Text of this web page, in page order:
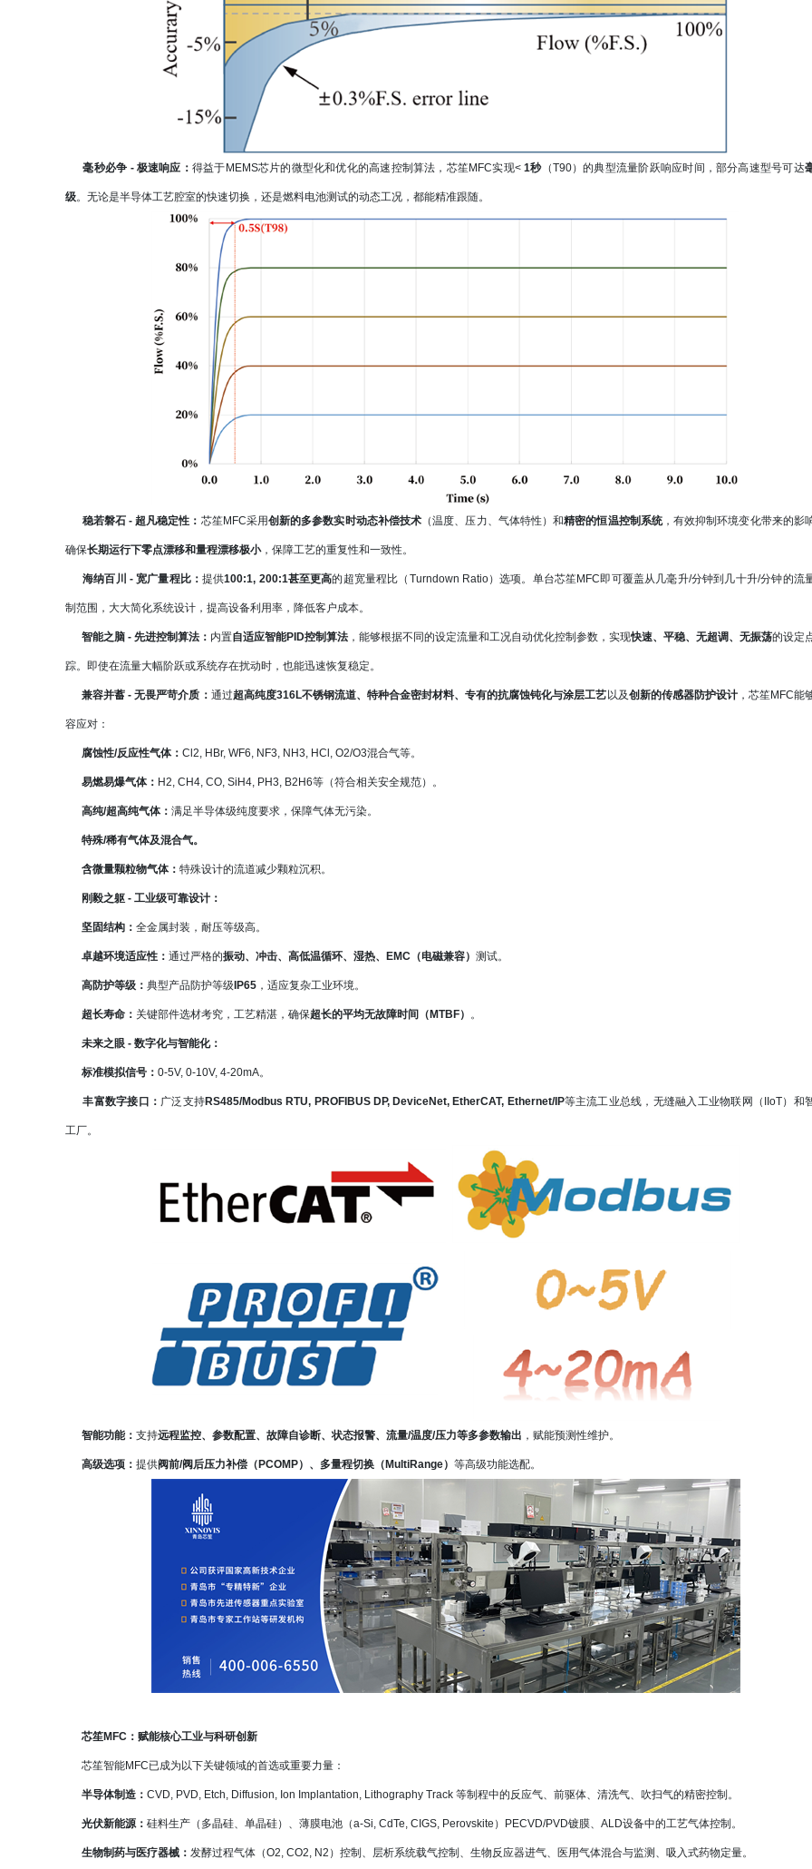
毫秒必争 - 极速响应： 得益于MEMS芯片的微型化和优化的高速控制算法，芯笙MFC实现<1秒（T90）的典型流量阶跃响应时间，部分高速型号可达
级。无论是半导体工艺腔室的快速切换，还是燃料电池测试的动态工况，都能精准跟随。
稳若磐石- 超凡稳定性： 芯笙MFC采用创新的多参数实时动态补偿技术 （温度、压力、气体特性）和精密的恒温控制系统，有效抑制环境变化带来的影
确保长期运行下零点漂移和量程漂移极小，保障工艺的重复性和一致性。
海纳百川 - 宽广量程比：提供100:1, 200:1甚至更高的超宽量程比（Turndown Ratio）选项。单台芯笙MFC即可覆盖从几毫升/分钟到几十升/分钟的流
制范围，大大简化系统设计，提高设备利用率，降低客户成本。
智能之脑 - 先进控制算法： 内置自适应智能PID控制算法 ，能够根据不同的设定流量和工况自动优化控制参数，实现快速、平稳、无超调、无振荡的设定
踪。即使在流量大幅阶跃或系统存在扰动时，也能迅速恢复稳定。
兼容并蓄 - 无畏严苛介质： 通过超高纯度316L不锈钢流道、特种合金密封材料、专有的抗腐蚀钝化与涂层工艺 以及创新的传感器防护设计，芯笙MFC能
容应对：
腐蚀性/反应性气体： Cl2, HBr, WF6, NF3, NH3, HCl, O2/O3混合气等。
易燃易爆气体： H2, CH4, CO, SiH4, PH3, B2H6等（符合相关安全规范）。
高纯/超高纯气体： 满足半导体级纯度要求，保障气体无污染。
特殊/稀有气体及混合气。
含微量颗粒物气体： 特殊设计的流道减少颗粒沉积。
刚毅之躯 - 工业级可靠设计：
坚固结构： 全金属封装，耐压等级高。
卓越环境适应性： 通过严格的振动、冲击、高低温循环、湿热、EMC（电磁兼容） 测试。
高防护等级： 典型产品防护等级 IP65 ，适应复杂工业环境。
超长寿命： 关键部件选材考究，工艺精湛，确保超长的平均无故障时间（MTBF） 。
未来之眼 - 数字化与智能化：
标准模拟信号： 0-5V, 0-10V, 4-20mA。
丰富数字接口： 广泛支持RS485/Modbus RTU, PROFIBUS DP, DeviceNet, EtherCAT, Ethernet/IP等主流工业总线，无缝融入工业物联网（IIoT）和
工厂。
智能功能： 支持远程监控、参数配置、故障自诊断、状态报警、流量/温度/压力等多参数输出 ，赋能预测性维护。
高级选项： 提供阀前/阀后压力补偿（PCOMP）、多量程切换（MultiRange） 等高级功能选配。
芯笙MFC：赋能核心工业与科研创新
芯笙智能MFC已成为以下关键领域的首选或重要力量：
半导体制造： CVD, PVD, Etch, Diffusion, Ion Implantation, Lithography Track 等制程中的反应气、前驱体、清洗气、吹扫气的精密控制。
光伏新能源： 硅料生产（多晶硅、单晶硅）、薄膜电池（a-Si, CdTe, CIGS, Perovskite）PECVD/PVD镀膜、ALD设备中的工艺气体控制。
生物制药与医疗器械： 发酵过程气体（O2, CO2, N2）控制、层析系统载气控制、生物反应器进气、医用气体混合与监测、吸入式药物定量。